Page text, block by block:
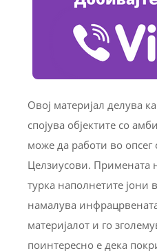
Овој материјал делува
спојува објектите со
може да работи во опсег
Целзиусови. Примената
турка наполнетите јони
намалува
материјалот и го
поинтересно е дека